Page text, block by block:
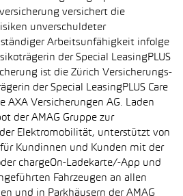
versichert die
unverschuldeter
Arbeitsunfähigkeit infolge
der Special LeasingPLUS
ist die Zürich Versicherungs-
der Special LeasingPLUS Care
AXA Versicherungen AG. Laden
der AMAG Gruppe zur
Elektromobilität, unterstützt von
für Kundinnen und Kunden mit der
chargeOn-Ladekarte/-App und
Fahrzeugen an allen
und in Parkhäusern der AMAG